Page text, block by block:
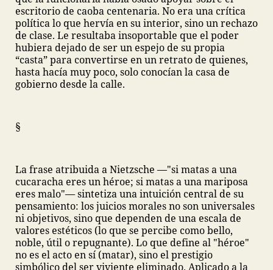
escritorio de caoba centenaria. No era una crítica
política lo que hervía en su interior, sino un rechazo
de clase. Le resultaba insoportable que el poder
hubiera dejado de ser un espejo de su propia
“casta” para convertirse en un retrato de quienes,
hasta hacía muy poco, solo conocían la casa de
gobierno desde la calle.
§
La frase atribuida a Nietzsche —"si matas a una
cucaracha eres un héroe; si matas a una mariposa
eres malo"— sintetiza una intuición central de su
pensamiento: los juicios morales no son universales
ni objetivos, sino que dependen de una escala de
valores estéticos (lo que se percibe como bello,
noble, útil o repugnante). Lo que define al "héroe"
no es el acto en sí (matar), sino el prestigio
simbólico del ser viviente eliminado. Aplicado a la